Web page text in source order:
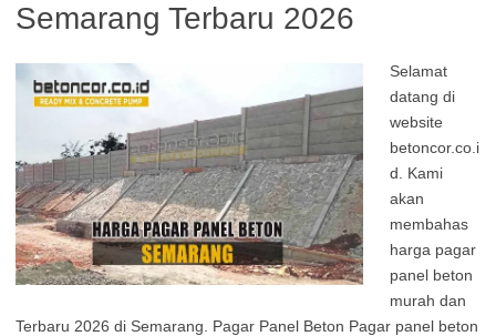
Semarang Terbaru 2026
Selamat
datang di
website
betoncor.co.i
d. Kami
akan
membahas
harga pagar
panel beton
murah dan
Terbaru 2026 di Semarang. Pagar Panel Beton Pagar panel beton